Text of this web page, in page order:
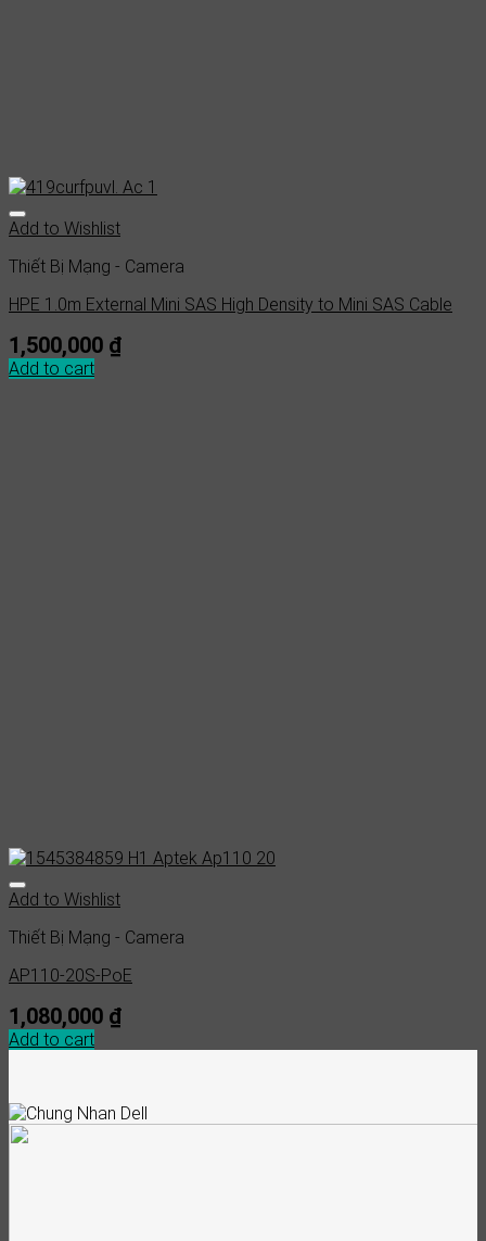
Add to Wishlist
Thiết Bị Mạng - Camera
HPE 1.0m External Mini SAS High Density to Mini SAS Cable
1,500,000 ₫
Add to cart
Add to Wishlist
Thiết Bị Mạng - Camera
AP110-20S-PoE
1,080,000 ₫
Add to cart